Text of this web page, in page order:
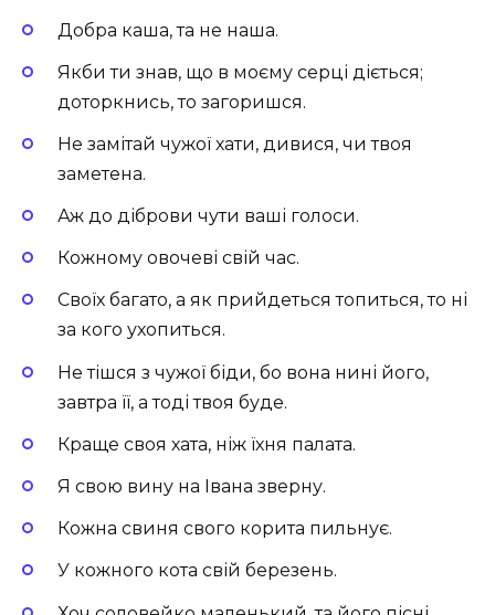
Добра каша, та не наша.
Якби ти знав, що в моєму серці діється;
доторкнись, то загоришся.
Не замітай чужої хати, дивися, чи твоя
заметена.
Аж до діброви чути ваші голоси.
Кожному овочеві свій час.
Своїх багато, а як прийдеться топиться, то ні
за кого ухопиться.
Не тішся з чужої біди, бо вона нині його,
завтра її, а тоді твоя буде.
Краще своя хата, ніж їхня палата.
Я свою вину на Івана зверну.
Кожна свиня свого корита пильнує.
У кожного кота свій березень.